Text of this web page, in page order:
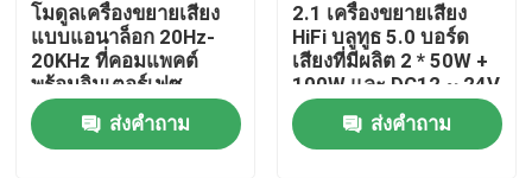
การควบคุมคุณภาพ
ติดต่อเรา
โมดูลเครื่องขยายเสียง
แบบแอนาล็อก 20Hz-
20KHz ที่คอมแพคต์
พร้อมอินเตอร์เฟซ
3.5mm และสีเงิน
ส่งคำถาม
2.1 เครื่องขยายเสียง
HiFi บลูทูธ 5.0 บอร์ด
เสียงที่มีผลิต 2 * 50W +
100W และ DC12 ~ 24V
พลังงาน
ส่งคำถาม